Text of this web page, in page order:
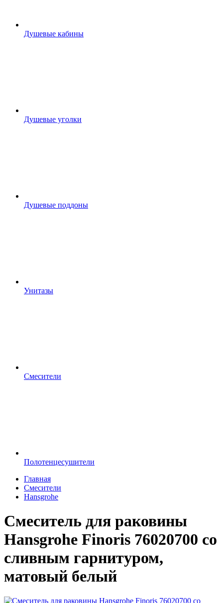
Душевые кабины
Душевые уголки
Душевые поддоны
Унитазы
Смесители
Полотенцесушители
Главная
Смесители
Hansgrohe
Смеситель для раковины
Hansgrohe Finoris 76020700 со
сливным гарнитуром,
матовый белый